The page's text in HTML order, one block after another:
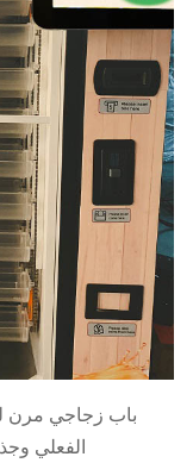
طريقة التنظيف
الوقت الرائد
وقت الشحن
كوب / غطاء مانع
باب زجاجي مرن
الفعلي